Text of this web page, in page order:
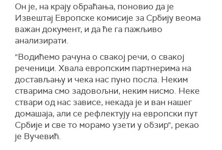
Он је, на крају обраћања, поновио да је
Извештај Европске комисије за Србију веома
важан документ, и да ће га пажљиво
анализирати.
"Водићемо рачуна о свакој речи, о свакој
реченици. Хвала европским партнерима на
достављању и чека нас пуно посла. Неким
стварима смо задовољни, неким нисмо. Неке
ствари од нас зависе, некада је и ван нашег
домашаја, али се рефлектују на европски пут
Србије и све то морамо узети у обзир", рекао
је Вучевић.